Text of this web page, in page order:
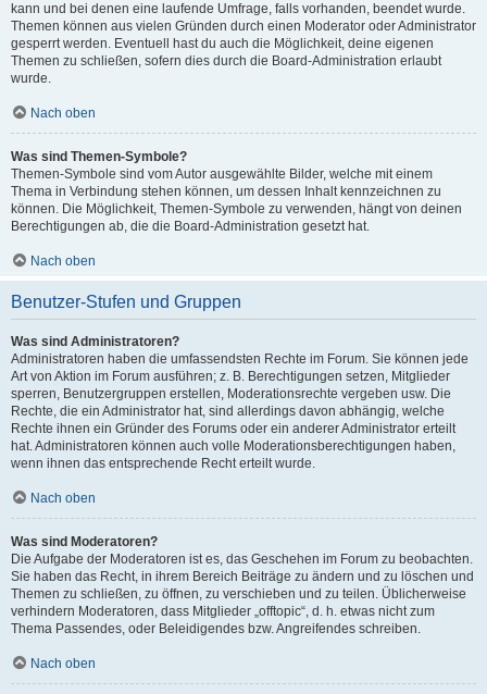
kann und bei denen eine laufende Umfrage, falls vorhanden, beendet wurde.
Themen können aus vielen Gründen durch einen Moderator oder Administrator
gesperrt werden. Eventuell hast du auch die Möglichkeit, deine eigenen
Themen zu schließen, sofern dies durch die Board-Administration erlaubt
wurde.
Nach oben
Was sind Themen-Symbole?
Themen-Symbole sind vom Autor ausgewählte Bilder, welche mit einem
Thema in Verbindung stehen können, um dessen Inhalt kennzeichnen zu
können. Die Möglichkeit, Themen-Symbole zu verwenden, hängt von deinen
Berechtigungen ab, die die Board-Administration gesetzt hat.
Nach oben
Benutzer-Stufen und Gruppen
Was sind Administratoren?
Administratoren haben die umfassendsten Rechte im Forum. Sie können jede
Art von Aktion im Forum ausführen; z. B. Berechtigungen setzen, Mitglieder
sperren, Benutzergruppen erstellen, Moderationsrechte vergeben usw. Die
Rechte, die ein Administrator hat, sind allerdings davon abhängig, welche
Rechte ihnen ein Gründer des Forums oder ein anderer Administrator erteilt
hat. Administratoren können auch volle Moderationsberechtigungen haben,
wenn ihnen das entsprechende Recht erteilt wurde.
Nach oben
Was sind Moderatoren?
Die Aufgabe der Moderatoren ist es, das Geschehen im Forum zu beobachten.
Sie haben das Recht, in ihrem Bereich Beiträge zu ändern und zu löschen und
Themen zu schließen, zu öffnen, zu verschieben und zu teilen. Üblicherweise
verhindern Moderatoren, dass Mitglieder „offtopic“, d. h. etwas nicht zum
Thema Passendes, oder Beleidigendes bzw. Angreifendes schreiben.
Nach oben